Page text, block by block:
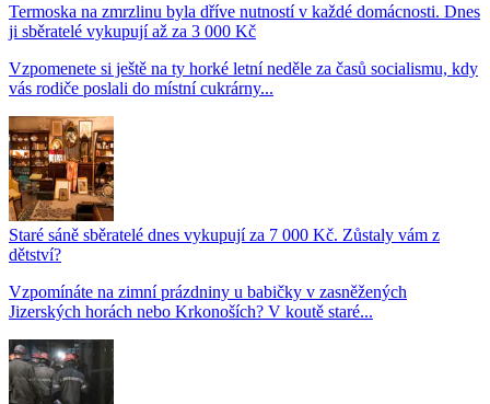
Termoska na zmrzlinu byla dříve nutností v každé domácnosti. Dnes
ji sběratelé vykupují až za 3 000 Kč
Vzpomenete si ještě na ty horké letní neděle za časů socialismu, kdy
vás rodiče poslali do místní cukrárny...
Staré sáně sběratelé dnes vykupují za 7 000 Kč. Zůstaly vám z
dětství?
Vzpomínáte na zimní prázdniny u babičky v zasněžených
Jizerských horách nebo Krkonoších? V koutě staré...